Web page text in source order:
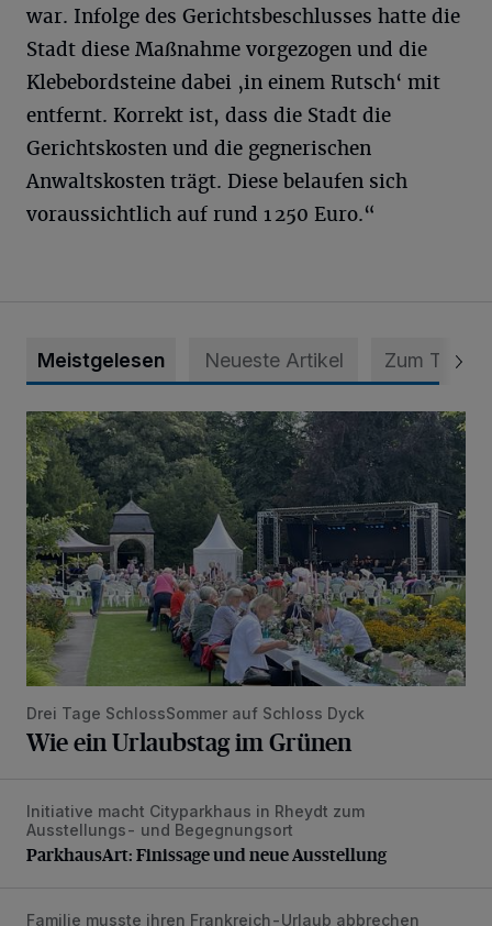
war. Infolge des Gerichtsbeschlusses hatte die
Stadt diese Maßnahme vorgezogen und die
Klebebordsteine dabei ‚in einem Rutsch‘ mit
entfernt. Korrekt ist, dass die Stadt die
Gerichtskosten und die gegnerischen
Anwaltskosten trägt. Diese belaufen sich
voraussichtlich auf rund 1 250 Euro.“
Meistgelesen Neueste Artikel Zum Thema
Wie ein Urlaubstag im Grünen
Drei Tage SchlossSommer auf Schloss Dyck
Wie ein Urlaubstag im Grünen
ParkhausArt: Finissage und neue Ausstellung
Initiative macht Cityparkhaus in Rheydt zum
Ausstellungs- und Begegnungsort
ParkhausArt: Finissage und neue Ausstellung
Familie musste ihren Frankreich-Urlaub abbrechen